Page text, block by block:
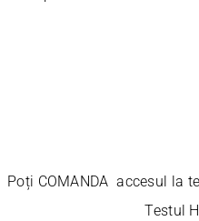
Poți COMANDA accesul la
Testul